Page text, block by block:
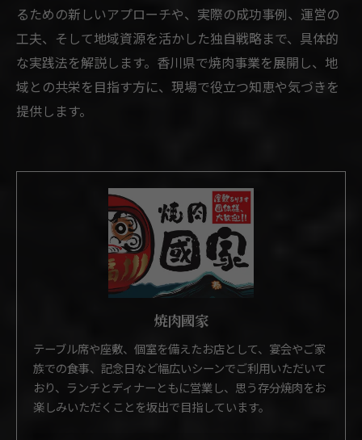
るための新しいアプローチや、実際の成功事例、運営の
工夫、そして地域資源を活かした独自戦略まで、具体的
な実践法を解説します。香川県で焼肉事業を展開し、地
域との共栄を目指す方に、現場で役立つ知恵や気づきを
提供します。
焼肉國家
テーブル席や座敷、個室を備えたお店として、宴会やご家
族での食事、記念日など幅広いシーンでご利用いただいて
おり、ランチとディナーともに営業し、思う存分焼肉をお
楽しみいただくことを坂出で目指しています。